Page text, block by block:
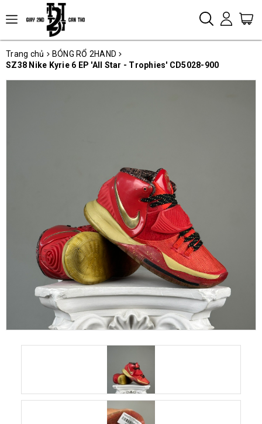
Trang chủ
BÓNG RỔ 2HAND
SZ38 Nike Kyrie 6 EP 'All Star - Trophies' CD5028-900